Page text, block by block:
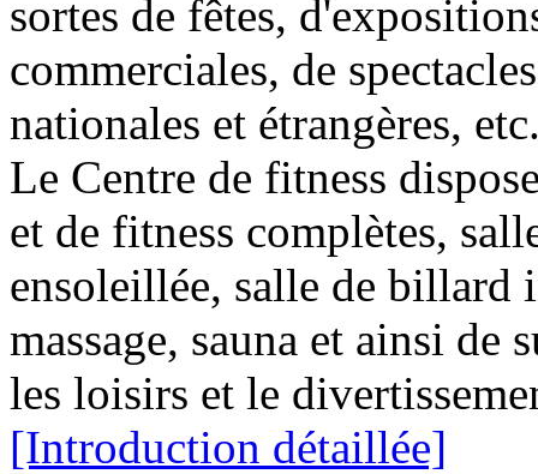
sortes de fêtes,
commerciales, de
nationales et étrangères,
Le Centre de fitness
et de fitness complètes,
ensoleillée, salle de billard
massage, sauna et ainsi
les loisirs et le
[Introduction détaillée]